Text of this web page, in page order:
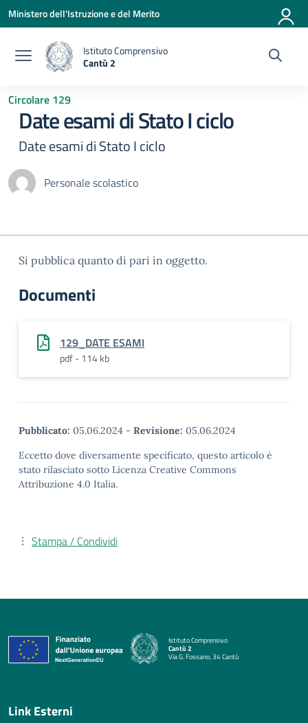
Vai ai contenuti
Vai al menu di navigazione
Vai al footer
Ministero dell'Istruzione e del Merito
Istituto Comprensivo
Cantù 2
Circolare 129
Date esami di Stato I ciclo
Date esami di Stato I ciclo
Personale scolastico
Si pubblica quanto di pari in oggetto.
Documenti
129_DATE ESAMI
pdf - 114 kb
Pubblicato: 05.06.2024 - Revisione: 05.06.2024
Eccetto dove diversamente specificato, questo articolo è
stato rilasciato sotto Licenza Creative Commons
Attribuzione 4.0 Italia.
Stampa / Condividi
Istituto Comprensivo
Cantù 2
Via G. Fossano, 34 Cantù
— Visita la pagina iniziale della scuola
Link Esterni